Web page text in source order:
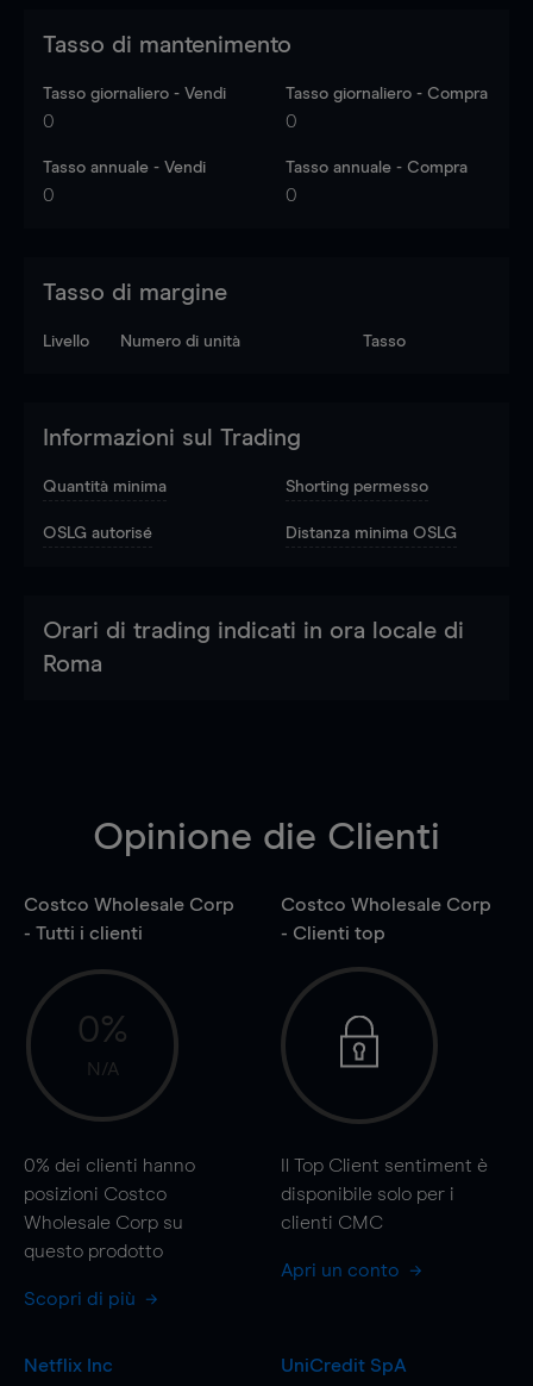
Tasso di mantenimento
Tasso giornaliero - Vendi
0
Tasso giornaliero - Compra
0
Tasso annuale - Vendi
0
Tasso annuale - Compra
0
Tasso di margine
Livello Numero di unità Tasso
Informazioni sul Trading
Quantità minima Shorting permesso
OSLG autorisé Distanza minima OSLG
Orari di trading indicati in ora locale di
Roma
Opinione die Clienti
Costco Wholesale Corp
- Tutti i clienti
0%
N/A
0% dei clienti hanno
posizioni Costco
Wholesale Corp su
questo prodotto
Scopri di più
Costco Wholesale Corp
- Clienti top
Il Top Client sentiment è
disponibile solo per i
clienti CMC
Apri un conto
Netflix Inc
UniCredit SpA